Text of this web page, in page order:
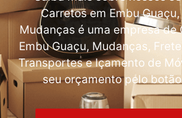
Carretos em Embu
Mudanças é uma empresa de
Embu Guaçu, Mudanças,
Transportes e Içamento de
seu orçamento pelo